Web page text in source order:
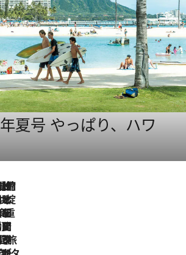
夏号 やっぱり、ハワ
”とは
イズジップ】